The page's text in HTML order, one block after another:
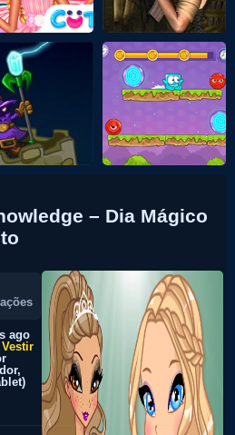
– Dia Mágico
ago